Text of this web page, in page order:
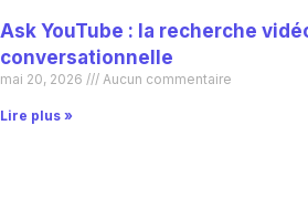
Ask YouTube : la recherche
conversationnelle
mai 20, 2026 Aucun commentaire
Lire plus »